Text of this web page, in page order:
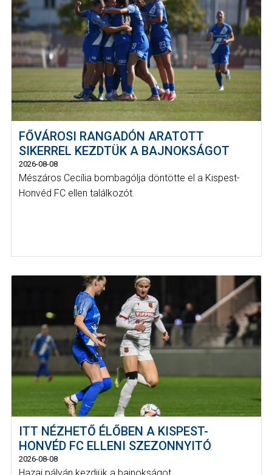
FŐVÁROSI RANGADÓN ARATOTT
SIKERREL KEZDTÜK A BAJNOKSÁGOT
2026-08-08
Mészáros Cecília bombagólja döntötte el a Kispest-
Honvéd FC ellen találkozót.
ITT NÉZHETŐ ÉLŐBEN A KISPEST-
HONVÉD FC ELLENI SZEZONNYITÓ
2026-08-08